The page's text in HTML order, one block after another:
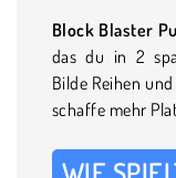
Block Blaster
das du in 2
Bilde Reihen
schaffe mehr